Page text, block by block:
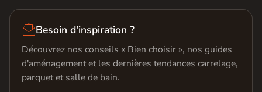
Besoin d'inspiration ?
Découvrez nos conseils « Bien choisir », nos guides
d'aménagement et les dernières tendances carrelage,
parquet et salle de bain.